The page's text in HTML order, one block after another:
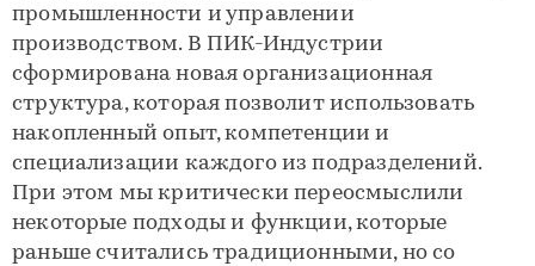
промышленности и управлении
производством. В ПИК-Индустрии
сформирована новая организационная
структура, которая позволит использовать
накопленный опыт, компетенции и
специализации каждого из подразделений.
При этом мы критически переосмыслили
некоторые подходы и функции, которые
раньше считались традиционными, но со